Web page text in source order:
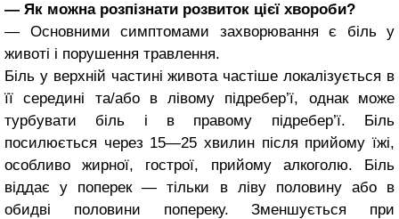
― Як можна розпізнати розви­ток цієї хвороби?
― Основними симптомами захво­рювання є біль у
животі і порушення травлення.
Біль у верхній частині живота частіше локалізується в
її середині та/або в лівому підребер’ї, однак може
турбувати біль і в правому підребер’ї. Біль
посилюється через 15—25 хвилин після прийому їжі,
особливо жирної, гострої, прийому алкоголю. Біль
віддає у поперек — тільки в ліву половину або в
обидві половини попереку. Зменшується при